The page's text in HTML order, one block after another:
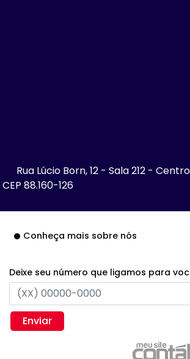
Rua Lúcio Born, 12 - Sala 212 -
CEP 88.160-126
Conheça mais sobre nós
Deixe seu número que ligamos para
Enviar